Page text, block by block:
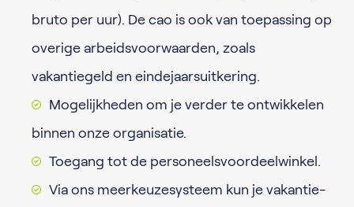
bruto per uur). De cao is ook van toepassing op
overige arbeidsvoorwaarden, zoals
vakantiegeld en eindejaarsuitkering.
Mogelijkheden om je verder te ontwikkelen
binnen onze organisatie.
Toegang tot de personeelsvoordeelwinkel.
Via ons meerkeuzesysteem kun je vakantie-